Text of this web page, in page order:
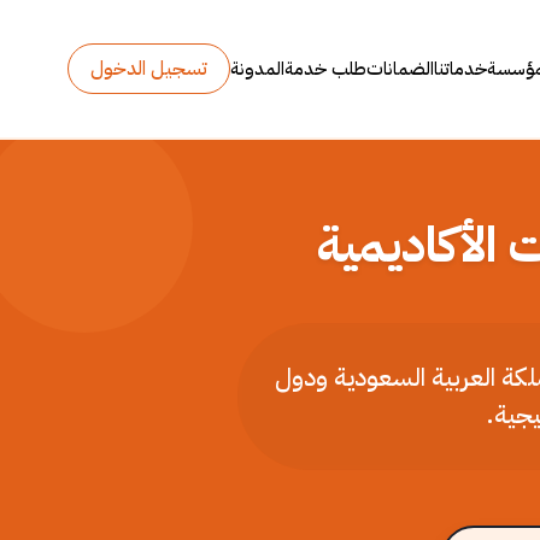
خدماتناالضماناتطلب خدمةالمدونة تسجيل الدخول
العربية السعودية ودول